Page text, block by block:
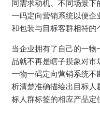
同需求动机、不同场景
一码定向营销系统以便企
和包装与目标客群相符的
当企业拥有了自己的一
品就不再是瞎子摸象对市
一物一码定向营销系统不
析清楚准确描绘出目标人
标人群标签的相应产品定